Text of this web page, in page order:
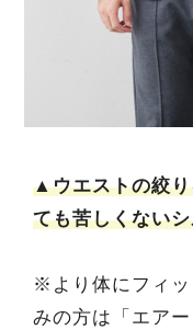
▲ウエストの絞り
ても苦しくない
※より体にフィッ
みの方は「エア